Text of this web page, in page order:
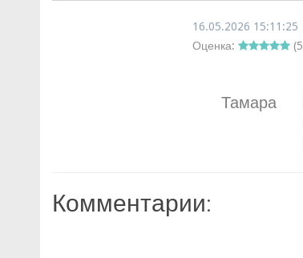
16.05.2026 15:11:25
Оценка:
(5
Тамара
Комментарии: